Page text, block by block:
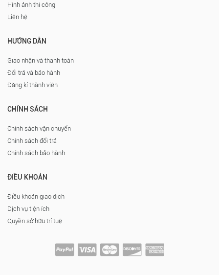
Hình ảnh thi công
Liên hệ
HƯỚNG DẪN
Giao nhận và thanh toán
Đổi trả và bảo hành
Đăng kí thành viên
CHÍNH SÁCH
Chính sách vận chuyển
Chính sách đổi trả
Chính sách bảo hành
ĐIỀU KHOẢN
Điều khoản giao dịch
Dịch vụ tiện ích
Quyền sở hữu trí tuệ